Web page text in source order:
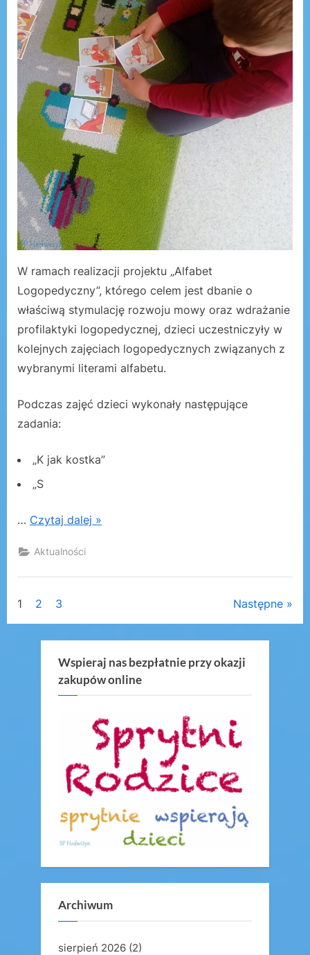
W ramach realizacji projektu „Alfabet
Logopedyczny”, którego celem jest dbanie o
właściwą stymulację rozwoju mowy oraz wdrażanie
profilaktyki logopedycznej, dzieci uczestniczyły w
kolejnych zajęciach logopedycznych związanych z
wybranymi literami alfabetu.
Podczas zajęć dzieci wykonały następujące
zadania:
„K jak kostka”
„S
… Czytaj dalej »
Aktualności
Stronicowanie
wpisów
1 2 3 Następne
Wspieraj nas bezpłatnie przy okazji
zakupów online
Archiwum
sierpień 2026 (2)